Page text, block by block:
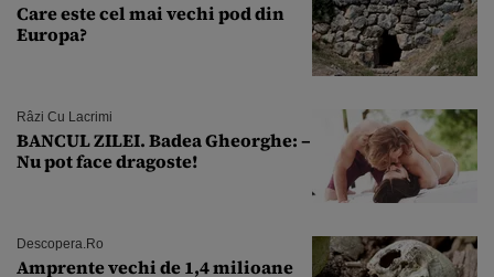
Care este cel mai vechi pod din
Europa?
Râzi Cu Lacrimi
BANCUL ZILEI. Badea Gheorghe: –
Nu pot face dragoste!
Descopera.ro
Amprente vechi de 1,4 milioane